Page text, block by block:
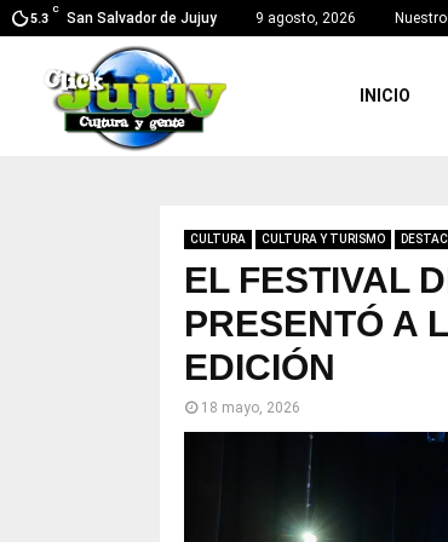
5.3
C
San Salvador de Jujuy 9 agosto, 2026
INICIO
CULTURA CULTURA Y TURISMO
EL FESTIVAL
PRESENTÓ A
EDICIÓN
18 mayo, 2026